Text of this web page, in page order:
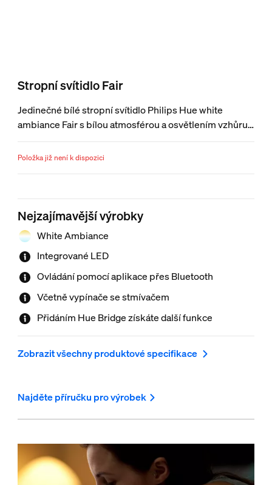
Stropní svítidlo Fair
Jedinečné bílé stropní svítidlo Philips Hue white
ambiance Fair s bílou atmosférou a osvětlením vzhůru i
dolů nabízí hřejivé i chladné spektrum bílé, navíc
obsahuje také světelná schémata. Světlo můžete
funkcí inteligentního osvětlení, připojte svítidlo k Hue
Bridge.
Položka již není k dispozici
Nejzajímavější výrobky
White Ambiance
Integrované LED
Ovládání pomocí aplikace přes Bluetooth
Včetně vypínače se stmívačem
Přidáním Hue Bridge získáte další funkce
Zobrazit všechny produktové specifikace
Najděte příručku pro výrobek